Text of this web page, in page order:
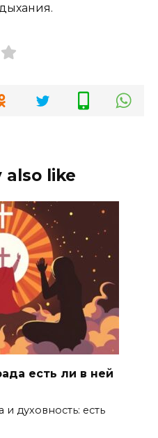
also like
есть ли в ней
духовность: есть